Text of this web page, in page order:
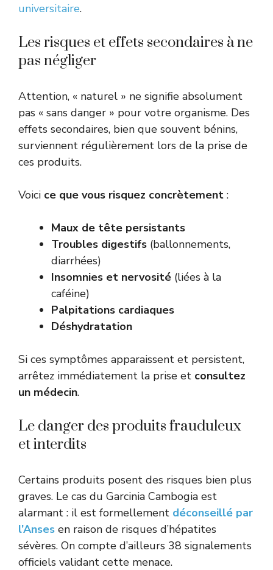
universitaire.
Les risques et effets secondaires à ne
pas négliger
Attention, « naturel » ne signifie absolument
pas « sans danger » pour votre organisme. Des
effets secondaires, bien que souvent bénins,
surviennent régulièrement lors de la prise de
ces produits.
Voici ce que vous risquez concrètement :
Maux de tête persistants
Troubles digestifs (ballonnements,
diarrhées)
Insomnies et nervosité (liées à la
caféine)
Palpitations cardiaques
Déshydratation
Si ces symptômes apparaissent et persistent,
arrêtez immédiatement la prise et consultez
un médecin.
Le danger des produits frauduleux
et interdits
Certains produits posent des risques bien plus
graves. Le cas du Garcinia Cambogia est
alarmant : il est formellement déconseillé par
l’Anses en raison de risques d’hépatites
sévères. On compte d’ailleurs 38 signalements
officiels validant cette menace.